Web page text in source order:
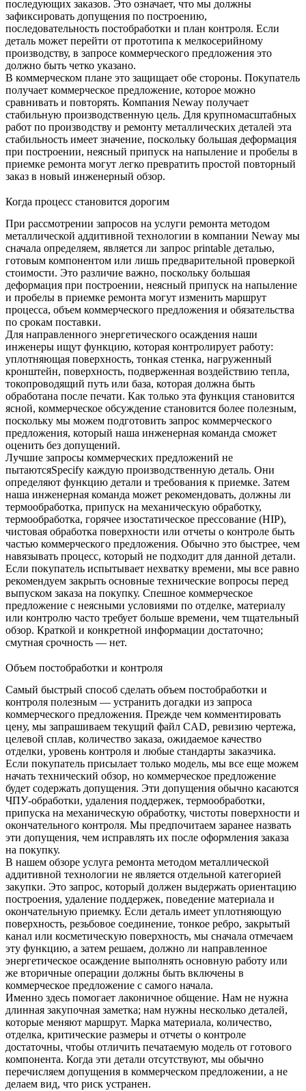
последующих заказов. Это означает, что мы должны
зафиксировать допущения по построению,
последовательность постобработки и план контроля. Если
деталь может перейти от прототипа к мелкосерийному
производству, в запросе коммерческого предложения это
должно быть четко указано.
В коммерческом плане это защищает обе стороны. Покупатель
получает коммерческое предложение, которое можно
сравнивать и повторять. Компания Neway получает
стабильную производственную цель. Для крупномасштабных
работ по производству и ремонту металлических деталей эта
стабильность имеет значение, поскольку большая деформация
при построении, неясный припуск на напыление и пробелы в
приемке ремонта могут легко превратить простой повторный
заказ в новый инженерный обзор.
Когда процесс становится дорогим
При рассмотрении запросов на услуги ремонта методом
металлической аддитивной технологии в компании Neway мы
сначала определяем, является ли запрос printable деталью,
готовым компонентом или лишь предварительной проверкой
стоимости. Это различие важно, поскольку большая
деформация при построении, неясный припуск на напыление
и пробелы в приемке ремонта могут изменить маршрут
процесса, объем коммерческого предложения и обязательства
по срокам поставки.
Для направленного энергетического осаждения наши
инженеры ищут функцию, которая контролирует работу:
уплотняющая поверхность, тонкая стенка, нагруженный
кронштейн, поверхность, подверженная воздействию тепла,
токопроводящий путь или база, которая должна быть
обработана после печати. Как только эта функция становится
ясной, коммерческое обсуждение становится более полезным,
поскольку мы можем подготовить запрос коммерческого
предложения, который наша инженерная команда сможет
оценить без допущений.
Лучшие запросы коммерческих предложений не
пытаютсяSpecify каждую производственную деталь. Они
определяют функцию детали и требования к приемке. Затем
наша инженерная команда может рекомендовать, должны ли
термообработка, припуск на механическую обработку,
термообработка, горячее изостатическое прессование (HIP),
чистовая обработка поверхности или отчеты о контроле быть
частью коммерческого предложения. Обычно это быстрее, чем
навязывать процесс, который не подходит для данной детали.
Если покупатель испытывает нехватку времени, мы все равно
рекомендуем закрыть основные технические вопросы перед
выпуском заказа на покупку. Спешное коммерческое
предложение с неясными условиями по отделке, материалу
или контролю часто требует больше времени, чем тщательный
обзор. Краткой и конкретной информации достаточно;
смутная срочность — нет.
Объем постобработки и контроля
Самый быстрый способ сделать объем постобработки и
контроля полезным — устранить догадки из запроса
коммерческого предложения. Прежде чем комментировать
цену, мы запрашиваем текущий файл CAD, ревизию чертежа,
целевой сплав, количество заказа, ожидаемое качество
отделки, уровень контроля и любые стандарты заказчика.
Если покупатель присылает только модель, мы все еще можем
начать технический обзор, но коммерческое предложение
будет содержать допущения. Эти допущения обычно касаются
ЧПУ-обработки, удаления поддержек, термообработки,
припуска на механическую обработку, чистоты поверхности и
окончательного контроля. Мы предпочитаем заранее назвать
эти допущения, чем исправлять их после оформления заказа
на покупку.
В нашем обзоре услуга ремонта методом металлической
аддитивной технологии не является отдельной категорией
закупки. Это запрос, который должен выдержать ориентацию
построения, удаление поддержек, поведение материала и
окончательную приемку. Если деталь имеет уплотняющую
поверхность, резьбовое соединение, тонкое ребро, закрытый
канал или косметическую поверхность, мы сначала отмечаем
эту функцию, а затем решаем, должно ли направленное
энергетическое осаждение выполнять основную работу или
же вторичные операции должны быть включены в
коммерческое предложение с самого начала.
Именно здесь помогает лаконичное общение. Нам не нужна
длинная закупочная заметка; нам нужны несколько деталей,
которые меняют маршрут. Марка материала, количество,
отделка, критические размеры и отчеты о контроле
достаточны, чтобы отличить печатаемую модель от готового
компонента. Когда эти детали отсутствуют, мы обычно
перечисляем допущения в коммерческом предложении, а не
делаем вид, что риск устранен.